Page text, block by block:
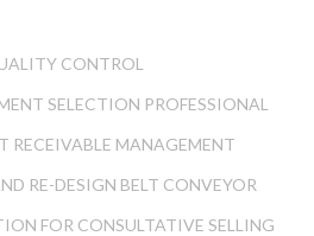
CONTROL
SELECTION PROFESSIONAL
RECEIVABLE MANAGEMENT
RE-DESIGN BELT CONVEYOR
FOR CONSULTATIVE SELLING